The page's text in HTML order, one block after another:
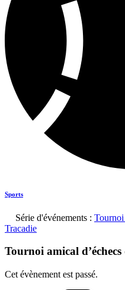
Sports
Série d'événements : Tournoi
Tracadie
Tournoi amical
Cet évènement est passé.